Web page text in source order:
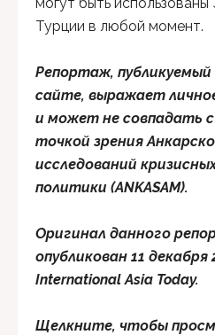
Турции в любой момент.
Репортаж, публикуемый
сайте, выражает
и может не совпадать
точкой зрения
исследований
политики (ANKASAM).
Оригинал данного
опубликован 11 декабря
International Asia Today.
Щелкните, чтобы